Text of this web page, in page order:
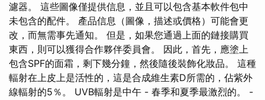
濾器。 這些圖像僅提供信息，並且可以包含基本軟件包中
未包含的配件。 產品信息（圖像，描述或價格）可能會更
改，而無需事先通知。 但是，如果您通過上面的鏈接購買
東西，則可以獲得合作夥伴委員會。 因此，首先，應塗上
包含SPF的面霜，剩下幾分鐘，然後隨後裝飾化妝品。 這種
輻射在上皮上是活性的，這是合成維生素D所需的，佔紫外
線輻射的5％。 UVB輻射是中午 - 春季和夏季最激烈的。 -